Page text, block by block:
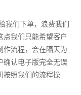
我们下单，浪费我们
我们只能希望客户
作流程，会在隔天为
确认电子版完全无误
按照我们的流程操